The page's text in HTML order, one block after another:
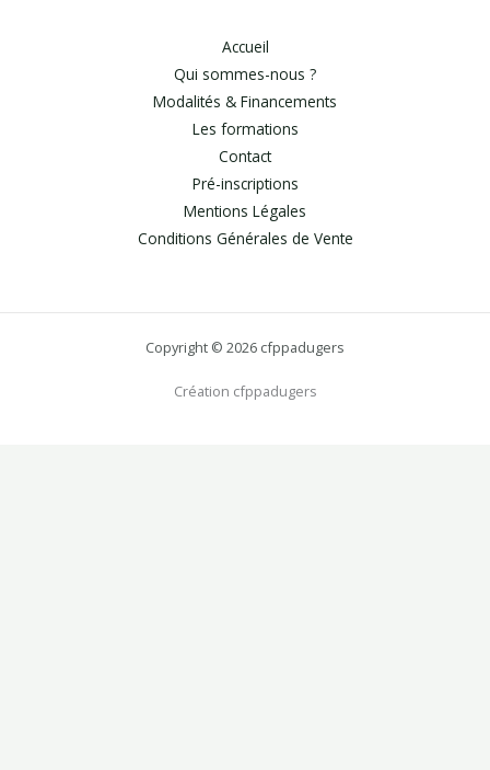
Accueil
Qui sommes-nous ?
Modalités & Financements
Les formations
Contact
Pré-inscriptions
Mentions Légales
Conditions Générales de Vente
Copyright © 2026 cfppadugers
Création cfppadugers